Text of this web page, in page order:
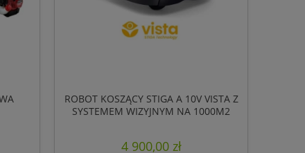
ROBOT KOSZĄCY STIGA A 10V VISTA Z
SYSTEMEM WIZYJNYM NA 1000M2
4 900,00 zł